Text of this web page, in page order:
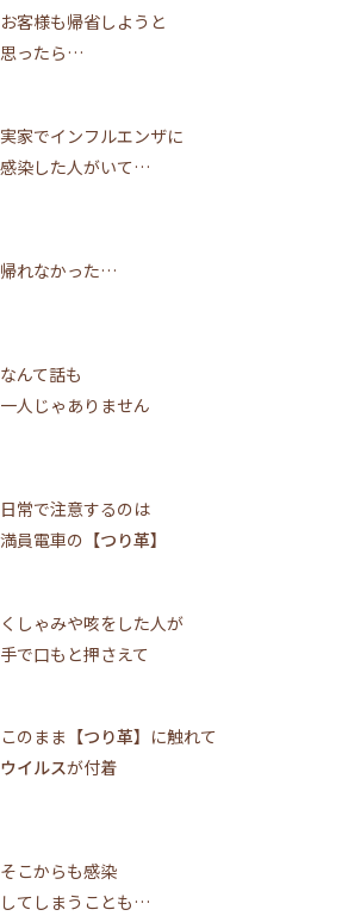
お客様も帰省しようと
思ったら…
実家でインフルエンザに
感染した人がいて…
帰れなかった…
なんて話も
一人じゃありません
日常で注意するのは
満員電車の 【つり革】
くしゃみや咳をした人が
手で口もと押さえて
このまま 【つり革】 に触れて
ウイルスが付着
そこからも感染
してしまうことも…